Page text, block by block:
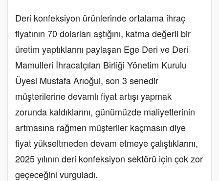
Deri konfeksiyon ürünlerinde ortalama ihraç
fiyatının 70 dolarları aştığını, katma değerli bir
üretim yaptıklarını paylaşan Ege Deri ve Deri
Mamulleri İhracatçıları Birliği Yönetim Kurulu
Üyesi Mustafa Arıoğul, son 3 senedir
müşterilerine devamlı fiyat artışı yapmak
zorunda kaldıklarını, günümüzde maliyetlerinin
artmasına rağmen müşteriler kaçmasın diye
fiyat yükseltmeden devam etmeye çalıştıklarını,
2025 yılının deri konfeksiyon sektörü için çok zor
geçeceğini vurguladı.